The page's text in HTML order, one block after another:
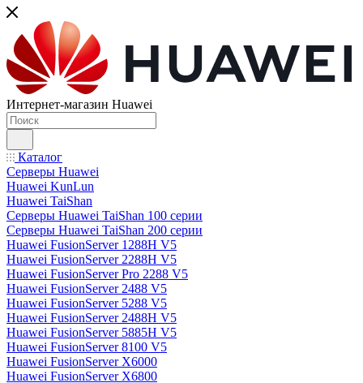
Интернет-магазин Huawei
Каталог
Серверы Huawei
Huawei KunLun
Huawei TaiShan
Серверы Huawei TaiShan 100 серии
Серверы Huawei TaiShan 200 серии
Huawei FusionServer 1288H V5
Huawei FusionServer 2288H V5
Huawei FusionServer Pro 2288 V5
Huawei FusionServer 2488 V5
Huawei FusionServer 5288 V5
Huawei FusionServer 2488H V5
Huawei FusionServer 5885H V5
Huawei FusionServer 8100 V5
Huawei FusionServer X6000
Huawei FusionServer X6800